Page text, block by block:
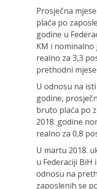
Prosječna
plaća po
godine u
KM i nominalno
realno za 3,3
prethodni
U odnosu na
godine,
bruto plaća po
2018. godine
realno za 0,8
U martu 2018.
u Federaciji BiH
odnosu na
zaposlenih se